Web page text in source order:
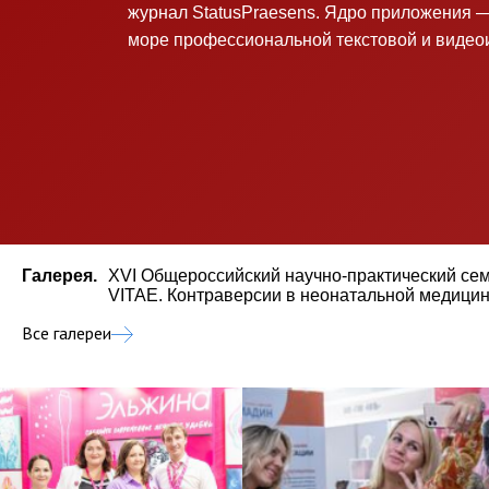
журнал StatusPraesens. Ядро приложения
море профессиональной текстовой и
Галерея.
XVI Общероссийский научно-практический
VITAE. Контраверсии в неонатальной
Все галереи